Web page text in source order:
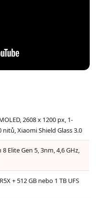
2608 x 1200 px, 1-
nitů, Xiaomi Shield Glass 3.0
Elite Gen 5, 3nm, 4,6 GHz,
+ 512 GB nebo 1 TB UFS